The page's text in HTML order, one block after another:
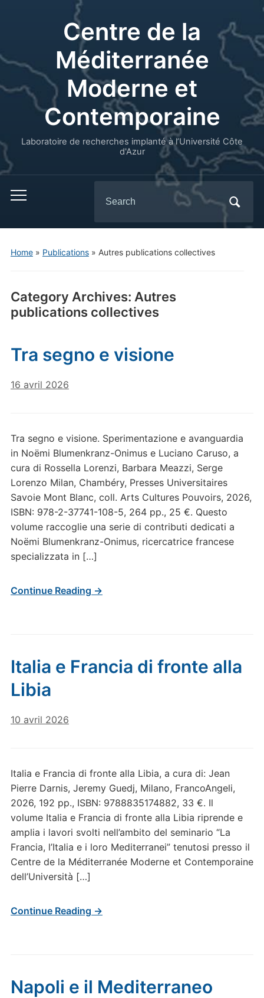
Centre de la
Méditerranée
Moderne et
Contemporaine
Laboratoire de recherches implanté à l’Université Côte
d'Azur
for:
Home» Publications» Autres publications collectives
Category Archives: Autres
publications collectives
Tra segno e visione
16 avril 2026
Tra segno e visione. Sperimentazione e avanguardia
in Noëmi Blumenkranz-Onimus e Luciano Caruso, a
cura di Rossella Lorenzi, Barbara Meazzi, Serge
Lorenzo Milan, Chambéry, Presses Universitaires
Savoie Mont Blanc, coll. Arts Cultures Pouvoirs, 2026,
ISBN: 978-2-37741-108-5, 264 pp., 25 €. Questo
volume raccoglie una serie di contributi dedicati a
Noëmi Blumenkranz-Onimus, ricercatrice francese
specializzata in […]
Continue Reading →
Italia e Francia di fronte alla
Libia
10 avril 2026
Italia e Francia di fronte alla Libia, a cura di: Jean
Pierre Darnis, Jeremy Guedj, Milano, FrancoAngeli,
2026, 192 pp., ISBN: 9788835174882, 33 €. Il
volume Italia e Francia di fronte alla Libia riprende e
amplia i lavori svolti nell’ambito del seminario “La
Francia, l’Italia e i loro Mediterranei” tenutosi presso il
Centre de la Méditerranée Moderne et Contemporaine
dell’Università […]
Continue Reading →
Napoli e il Mediterraneo